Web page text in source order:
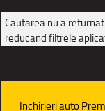
Cautarea nu a
reducand filtrele
Inchirieri auto